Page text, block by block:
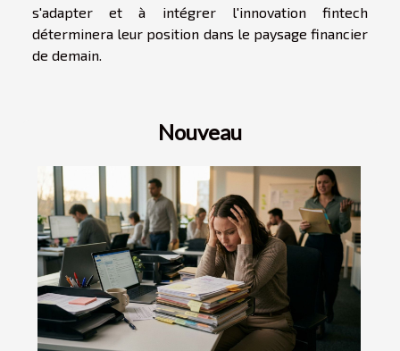
s'adapter et à intégrer l'innovation fintech
déterminera leur position dans le paysage financier
de demain.
Nouveau